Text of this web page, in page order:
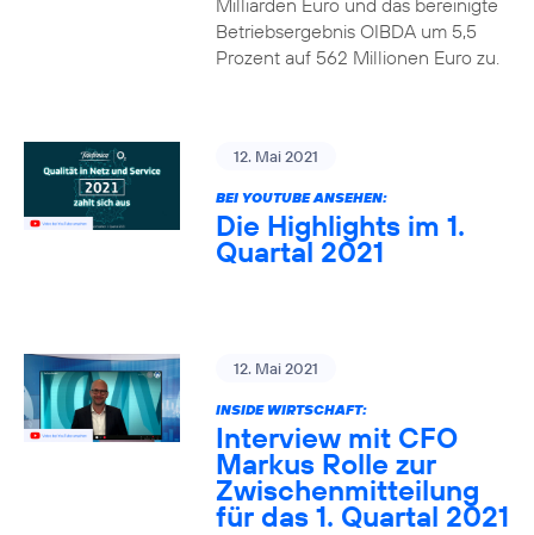
Milliarden Euro und das bereinigte
Betriebsergebnis OIBDA um 5,5
Prozent auf 562 Millionen Euro zu.
12. Mai 2021
BEI YOUTUBE ANSEHEN:
Die Highlights im 1.
Quartal 2021
12. Mai 2021
INSIDE WIRTSCHAFT:
Interview mit CFO
Markus Rolle zur
Zwischenmitteilung
für das 1. Quartal 2021